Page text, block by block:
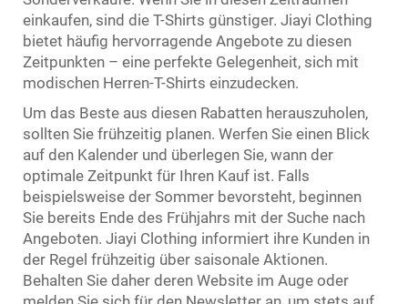
einkaufen, sind die T-Shirts günstiger. Jiayi Clothing
bietet häufig hervorragende Angebote zu diesen
Zeitpunkten – eine perfekte Gelegenheit, sich mit
modischen Herren-T-Shirts einzudecken.
Um das Beste aus diesen Rabatten herauszuholen,
sollten Sie frühzeitig planen. Werfen Sie einen Blick
auf den Kalender und überlegen Sie, wann der
optimale Zeitpunkt für Ihren Kauf ist. Falls
beispielsweise der Sommer bevorsteht, beginnen
Sie bereits Ende des Frühjahrs mit der Suche nach
Angeboten. Jiayi Clothing informiert ihre Kunden in
der Regel frühzeitig über saisonale Aktionen.
Behalten Sie daher deren Website im Auge oder